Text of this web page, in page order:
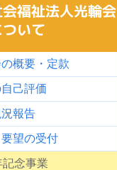
福祉法人光輪会
ついて
概要・定款
己評価
報告
望の受付
記念事業